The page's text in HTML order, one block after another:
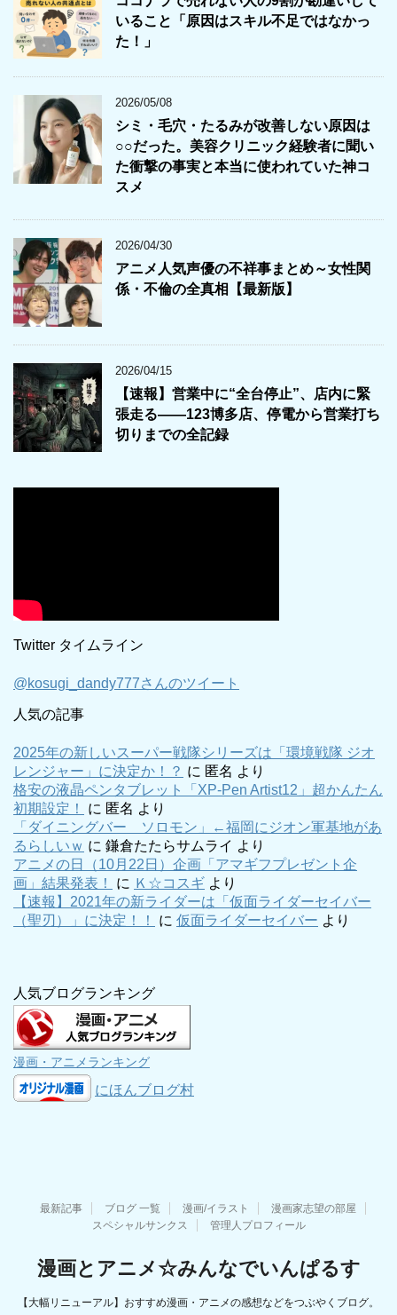
いること「原因はスキル不足ではなかっ
た！」
2026/05/08
シミ・毛穴・たるみが改善しない原因は
○○だった。美容クリニック経験者に聞い
た衝撃の事実と本当に使われていた神コ
スメ
2026/04/30
アニメ人気声優の不祥事まとめ～女性関
係・不倫の全真相【最新版】
2026/04/15
【速報】営業中に“全台停止”、店内に緊
張走る――123博多店、停電から営業打ち
切りまでの全記録
Twitter タイムライン
@kosugi_dandy777さんのツイート
人気の記事
2025年の新しいスーパー戦隊シリーズは「環境戦隊 ジオ
レンジャー」に決定か！？ に 匿名 より
格安の液晶ペンタブレット「XP-Pen Artist12」超かんたん
初期設定！
に 匿名 より
「ダイニングバー ソロモン」←福岡にジオン軍基地があ
るらしいｗ に 鎌倉たたらサムライ より
アニメの日（10月22日）企画「アマギフプレゼント企
画」結果発表！
に Ｋ☆コスギ より
【速報】2021年の新ライダーは「仮面ライダーセイバー
（聖刃）」に決定！！
に 仮面ライダーセイバー より
人気ブログランキング
漫画・アニメランキング
にほんブログ村
最新記事 ブログ 一覧 漫画/イラスト
漫画家志望の部屋
スペシャルサンクス
管理人プロフィール
漫画とアニメ☆みんなでいんぱるす
【大幅リニューアル】おすすめ漫画・アニメの感想などをつぶやくブログ。